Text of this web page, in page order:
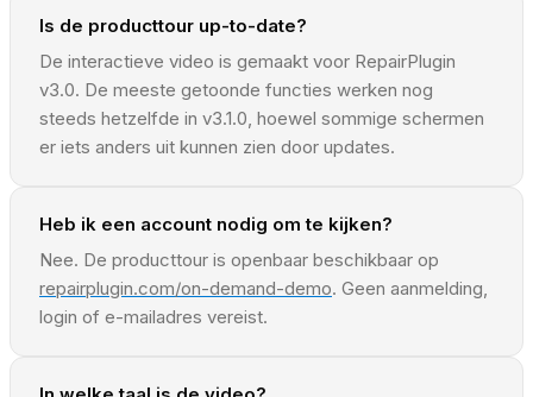
Is de producttour up-to-date?
De interactieve video is gemaakt voor RepairPlugin
v3.0. De meeste getoonde functies werken nog
steeds hetzelfde in v3.1.0, hoewel sommige schermen
er iets anders uit kunnen zien door updates.
Heb ik een account nodig om te kijken?
Nee. De producttour is openbaar beschikbaar op
repairplugin.com/on-demand-demo. Geen aanmelding,
login of e-mailadres vereist.